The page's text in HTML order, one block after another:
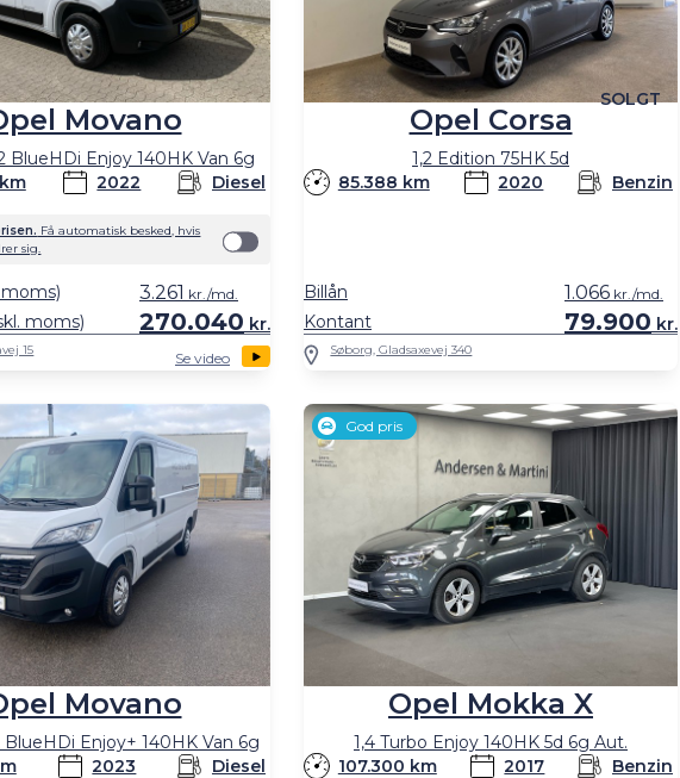
Movano
BlueHDi Enjoy 140HK Van 6g
2022 Diesel
Få automatisk besked, hvis
sig.
moms) 270.040 kr.
moms) 3.261 kr./md.
15 Se video
SOLGT
Opel Corsa
1,2 Edition 75HK 5d
85.388 km
2020 Benzin
Kontant 79.900 kr.
Billån 1.066 kr./md.
Søborg, Gladsaxevej 340
Movano
BlueHDi Enjoy+ 140HK Van 6g
2023 Diesel
God pris
Opel Mokka X
1,4 Turbo Enjoy 140HK 5d 6g Aut.
107.300 km
2017 Benzin